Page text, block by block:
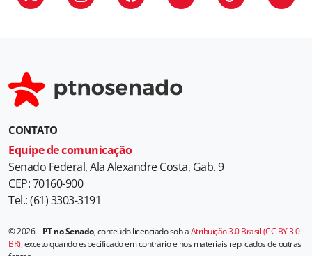
CONTATO
Equipe de comunicação
Senado Federal, Ala Alexandre Costa, Gab. 9
CEP: 70160-900
Tel.: (61) 3303-3191
© 2026 –PT no Senado, conteúdo licenciado sob aAtribuição 3.0 Brasil (CC BY 3.0
BR), exceto quando especificado em contrário e nos materiais replicados de outras